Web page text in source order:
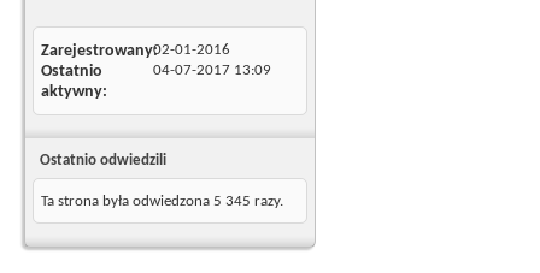
Zarejestrowany02-01-2016
Ostatnio
aktywny
04-07-2017 13:09
Ostatnio odwiedzili
Ta strona była odwiedzona 5 345 razy.